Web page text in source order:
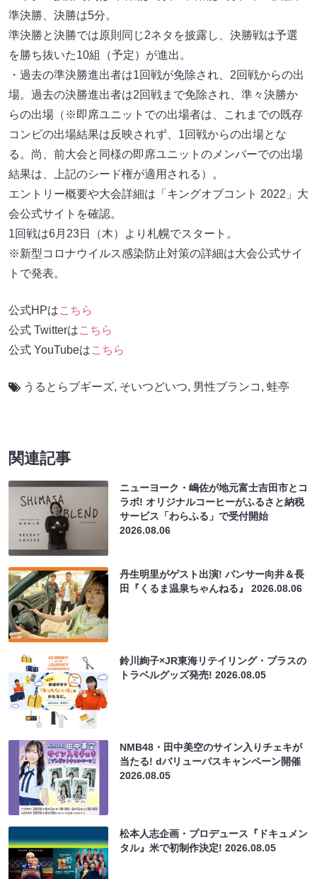
準決勝、決勝は5分。
準決勝と決勝では原則同じ2ネタを披露し、決勝戦は予選
を勝ち抜いた10組（予定）が進出。
・過去の準決勝進出者は1回戦が免除され、2回戦からの出
場。過去の決勝進出者は2回戦まで免除され、準々決勝か
らの出場（※即席ユニットでの出場者は、これまでの既存
コンビの出場結果は反映されず、1回戦からの出場とな
る。尚、前大会と同様の即席ユニットのメンバーでの出場
結果は、上記のシード権が適用される）。
エントリー概要や大会詳細は「キングオブコント 2022」大
会公式サイトを確認。
1回戦は6月23日（木）より札幌でスタート。
※新型コロナウイルス感染防止対策の詳細は大会公式サイ
トで発表。
公式HPはこちら
公式 Twitterはこちら
公式 YouTubeはこちら
うるとらブギーズ, そいつどいつ, 男性ブランコ , 蛙亭
関連記事
ニューヨーク・嶋佐が地元富士吉田市とコ
ラボ! オリジナルコーヒーがふるさと納税
サービス「わらふる」で受付開始
2026.08.06
丹生明里がゲスト出演! パンサー向井＆長
田『くるま温泉ちゃんねる』2026.08.06
鈴川絢子×JR東海リテイリング・プラスの
トラベルグッズ発売!2026.08.05
NMB48・田中美空のサイン入りチェキが
当たる! dバリューパスキャンペーン開催
2026.08.05
松本人志企画・プロデュース『ドキュメン
タル』米で初制作決定!2026.08.05